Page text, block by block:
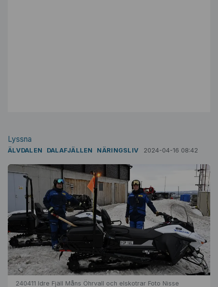
Lyssna
ÄLVDALEN DALAFJÄLLEN NÄRINGSLIV 2024-04-16 08:42
240411 Idre Fjäll Måns Öhrvall och elskotrar Foto Nisse